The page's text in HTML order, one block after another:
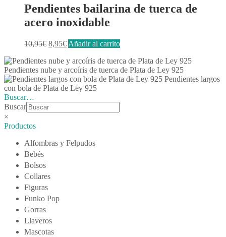
era:
25,95€.
es:
20,95€.
Pendientes bailarina de tuerca de
acero inoxidable
10,95€ El
original
era:
10,95€.
8,95€El
actual
es:
8,95€.
Añadir al carrito
Pendientes nube y arcoíris de tuerca de Plata de Ley 925
Pendientes largos
con bola de Plata de Ley 925
Buscar…
Buscar
×
Productos
Alfombras y Felpudos
Bebés
Bolsos
Collares
Figuras
Funko Pop
Gorras
Llaveros
Mascotas